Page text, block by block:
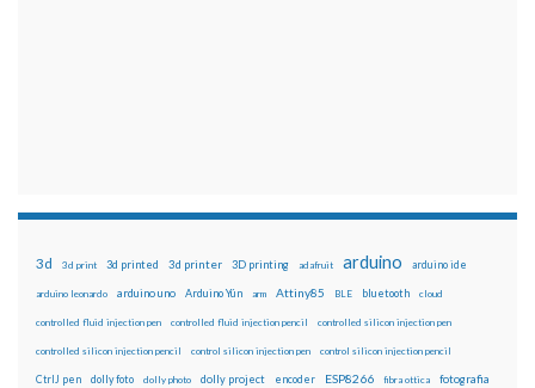
3d 3d print 3d printed 3d printer 3D printing adafruit arduino arduino ide
arduino leonardo arduino uno Arduino Yún arm Attiny85 BLE bluetooth cloud
controlled fluid injection pen controlled fluid injection pencil controlled silicon injection pen
controlled silicon injection pencil control silicon injection pen control silicon injection pencil
CtrlJ pen dolly foto dolly photo dolly project encoder ESP8266 fibra ottica fotografia